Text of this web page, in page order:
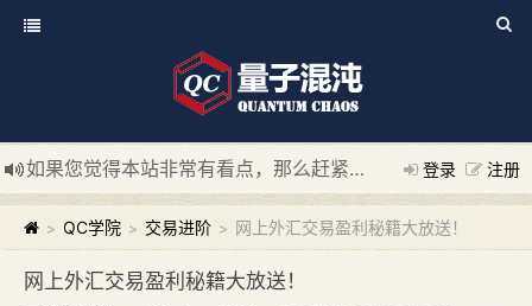
登录 注册
如果您觉得本站非常有看点，那么赶紧使用Ctrl+D 收藏我们吧
新添加量子混沌系统板块，欢迎大家访问！
---“量子混沌系
> QC学院 > 交易进阶 > 网上外汇交易盈利秘籍大放送！
网上外汇交易盈利秘籍大放送！